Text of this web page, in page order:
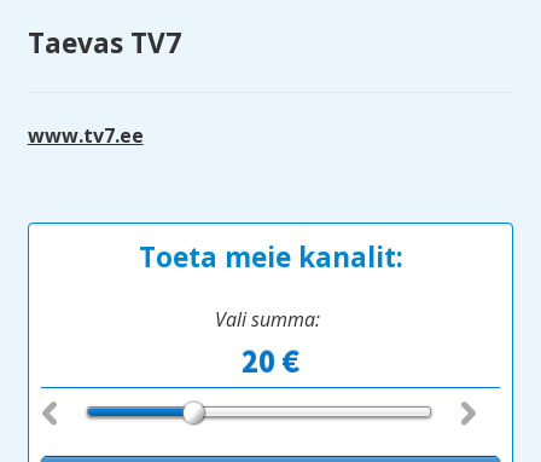
Taevas TV7
www.tv7.ee
Toeta meie kanalit:
Vali summa: